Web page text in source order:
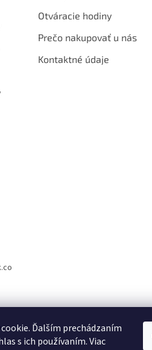
Ďalším prechádzaním
s ich používaním. Viac
Otváracie hodiny
Prečo nakupovať u nás
Kontaktné údaje